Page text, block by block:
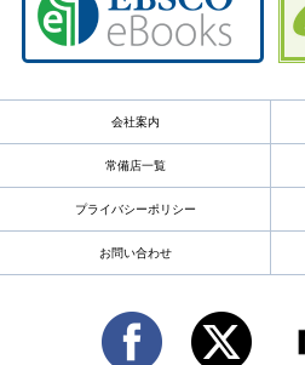
会社案内
常備店一覧
プライバシーポリシー
お問い合わせ